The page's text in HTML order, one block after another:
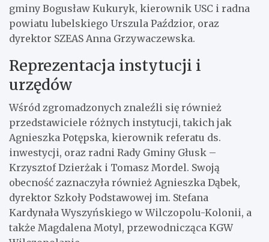
gminy Bogusław Kukuryk, kierownik USC i radna
powiatu lubelskiego Urszula Paździor, oraz
dyrektor SZEAS Anna Grzywaczewska.
Reprezentacja instytucji i
urzędów
Wśród zgromadzonych znaleźli się również
przedstawiciele różnych instytucji, takich jak
Agnieszka Potępska, kierownik referatu ds.
inwestycji, oraz radni Rady Gminy Głusk –
Krzysztof Dzierżak i Tomasz Mordel. Swoją
obecność zaznaczyła również Agnieszka Dąbek,
dyrektor Szkoły Podstawowej im. Stefana
Kardynała Wyszyńskiego w Wilczopolu-Kolonii, a
także Magdalena Motyl, przewodnicząca KGW